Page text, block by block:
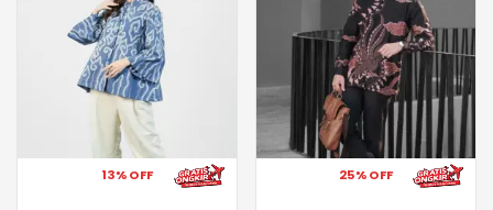
13% OFF 25% OFF